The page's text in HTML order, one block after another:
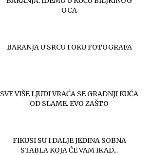
OCA
BARANJA U SRCU I OKU FOTOGRAFA
SVE VIŠE LJUDI VRAĆA SE GRADNJI KUĆA
OD SLAME. EVO ZAŠTO
FIKUSI SU I DALJE JEDINA SOBNA
STABLA KOJA ĆE VAM IKAD...